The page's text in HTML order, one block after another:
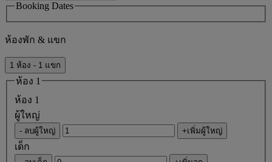
Booking Dates
ห้องพัก & แขก
1 ห้อง - 1 แขก
ห้อง 1
ห้อง 1
ผู้ใหญ่
- ลบผู้ใหญ่ +เพิ่มผู้ใหญ่
เด็ก